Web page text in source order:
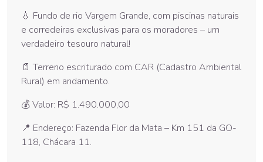
💧 Fundo de rio Vargem Grande, com piscinas naturais
e corredeiras exclusivas para os moradores – um
verdadeiro tesouro natural!
📄 Terreno escriturado com CAR (Cadastro Ambiental
Rural) em andamento.
💰 Valor: R$ 1.490.000,00
📍 Endereço: Fazenda Flor da Mata – Km 151 da GO-
118, Chácara 11.